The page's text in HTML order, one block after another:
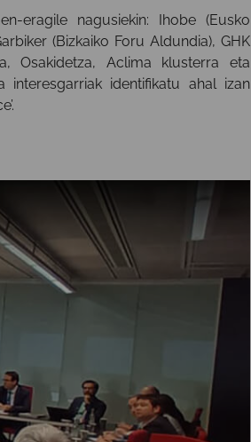
eragile nagusiekin: Ihobe (Eusko
(Bizkaiko Foru Aldundia), GHK
Osakidetza, Aclima klusterra eta
interesgarriak identifikatu ahal izan